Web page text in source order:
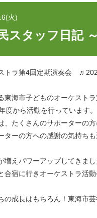
火)
スタッフ日記
トラ第4回定期演奏会
東海市子どものオーケスト
度から活動を行っています。
、たくさんのサポーターの
ターの方への感謝の気持ち
えパワーアップしてきまし
合宿に行きオーケストラ活
の成長はもちろん！東海市